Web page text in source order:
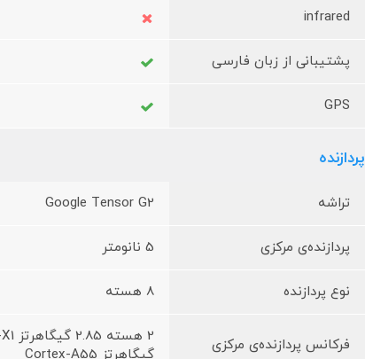
infrared
پشتیبانی از زبان فارسی
GPS
پردازنده
تراشه Google Tensor G2
پردازنده‌ی مرکزی 5 نانومتر
نوع پردازنده 8 هسته
فرکانس پردازنده‌ی مرکزی
گیگاهرتز Cortex-A55